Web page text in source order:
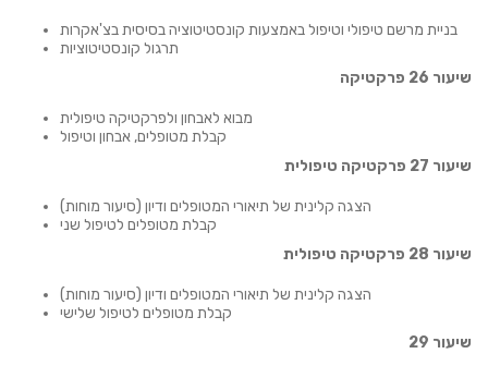
בניית מרשם טיפולי וטיפול באמצעות קונסטיטוציה בסיסית בצ'אקרות
תרגול קונסטיטוציות
שיעור 26 פרקטיקה
מבוא לאבחון ולפרקטיקה טיפולית
קבלת מטופלים, אבחון וטיפול
שיעור 27 פרקטיקה טיפולית
הצגה קלינית של תיאורי המטופלים ודיון (סיעור מוחות)
קבלת מטופלים לטיפול שני
שיעור 28 פרקטיקה טיפולית
הצגה קלינית של תיאורי המטופלים ודיון (סיעור מוחות)
קבלת מטופלים לטיפול שלישי
שיעור 29